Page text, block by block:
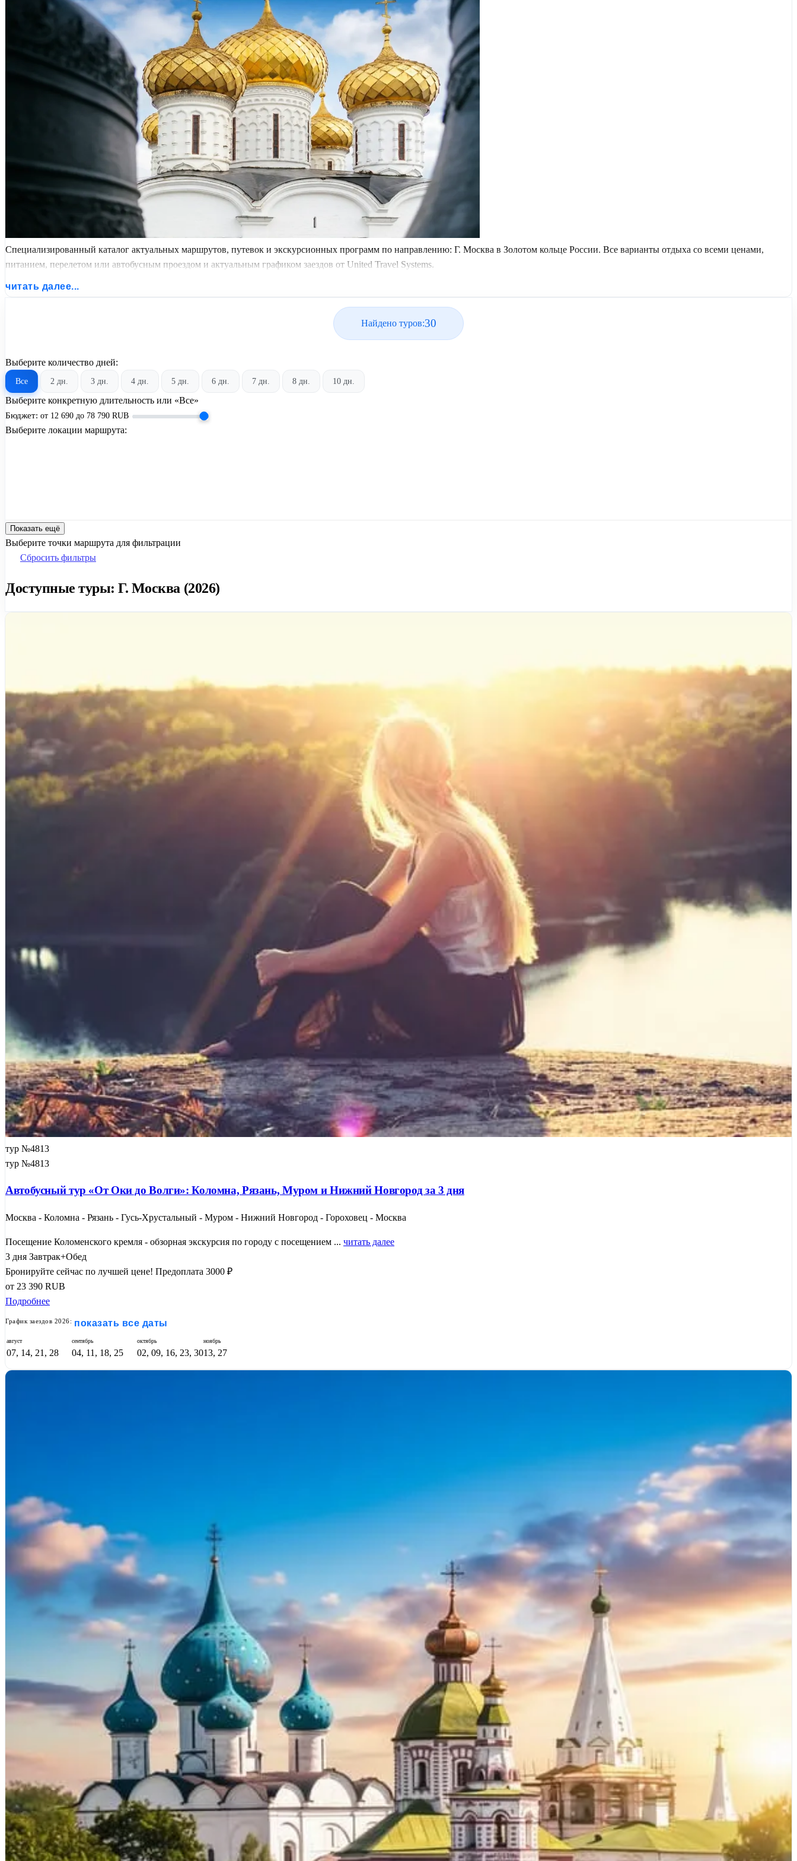
Специализированный каталог актуальных маршрутов, путевок и экскурсионных программ по направлению: Г. Москва в Золотом кольце России. Все варианты отдыха со всеми ценами,
питанием, перелетом или автобусным проездом и актуальным графиком заездов от United Travel Systems.
читать далее...
Найдено туров:30
Выберите количество дней:
Все 2 дн. 3 дн. 4 дн. 5 дн. 6 дн. 7 дн. 8 дн. 10 дн.
Выберите конкретную длительность или «Все»
Бюджет: от 12 690 до 78 790 RUB
Выберите локации маршрута:
Показать ещё
Выберите точки маршрута для фильтрации
Сбросить фильтры
Доступные туры: Г. Москва (2026)
тур №4813
тур №4813
Автобусный тур «От Оки до Волги»: Коломна, Рязань, Муром и Нижний Новгород за 3 дня
Москва - Коломна - Рязань - Гусь-Хрустальный - Муром - Нижний Новгород - Гороховец - Москва
Посещение Коломенского кремля - обзорная экскурсия по городу с посещением ... читать далее
3 дня Завтрак+Обед
Бронируйте сейчас по лучшей цене! Предоплата 3000 ₽
от 23 390 RUB
Подробнее
График заездов 2026: показать все даты
август
07, 14, 21, 28
сентябрь
04, 11, 18, 25
октябрь
02, 09, 16, 23, 30
ноябрь
13, 27